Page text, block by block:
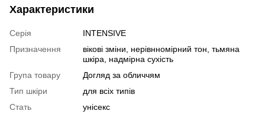
Характеристики
Серія
INTENSIVE
Призначення
вікові зміни, нерівнномірний тон, тьмяна
шкіра, надмірна сухість
Група товару
Догляд за обличчям
Тип шкіри
для всіх типів
Стать
унісекс